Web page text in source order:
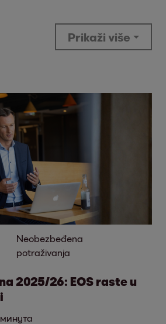
Prikaži više
Neobezbeđena
potraživanja
2025/26: EOS raste u